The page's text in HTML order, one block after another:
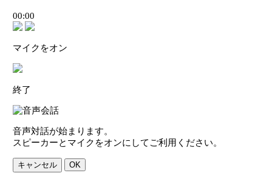
00:00
マイクをオン
終了
音声対話が始まります。
スピーカーとマイクをオンにしてご利用ください。
キャンセル OK